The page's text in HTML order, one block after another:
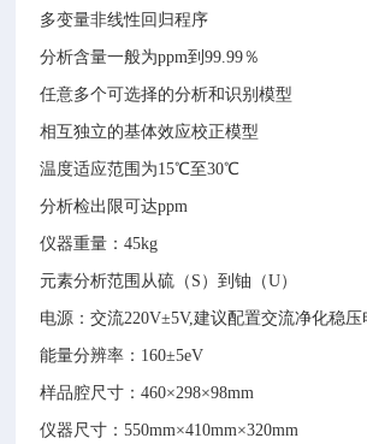
多变量非线性回归程序
分析含量一般为ppm到99.99％
任意多个可选择的分析和识别模型
相互独立的基体效应校正模型
温度适应范围为15℃至30℃
分析检出限可达ppm
仪器重量：45kg
元素分析范围从硫（S）到铀（U）
电源：交流220V±5V,建议配置交流净化稳压
能量分辨率：160±5eV
样品腔尺寸：460×298×98mm
仪器尺寸：550mm×410mm×320mm